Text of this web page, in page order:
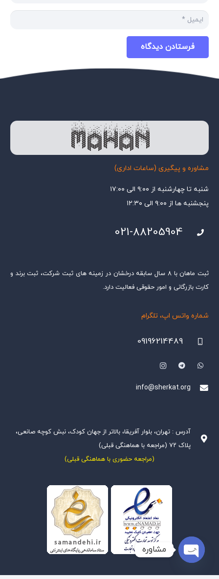
فرستادن دیدگاه
مشاوره و پیگیری (ساعات اداری)
شنبه تا چهارشنبه از ۹:۰۰ الی ۱۷:۰۰
پنجشنبه ها از ۹:۰۰ الی ۱۲:۳۰
021-88205904
ثبت ماهان با ۸ سال سابقه درخشان در زمینه های ثبت شرکت، ثبت برند و
کارت بازرگانی و امور حقوقی فعالیت دارد.
شماره واتس اپ، تلگرام
09196214489
info@sherkat.org
آدرس : تهران، بلوار آفریقا، بالاتر از جهان کودک، نبش کوچه صانعی،
پلاک ۷۲ (مراجعه با هماهنگی قبلی)
(مراجعه حضوری با هماهنگی قبلی)
مشاوره